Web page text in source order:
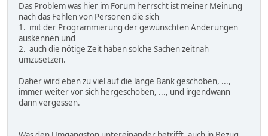
Das Problem was hier im Forum herrscht ist meiner Meinung
nach das Fehlen von Personen die sich
1. mit der Programmierung der gewünschten Änderungen
auskennen und
2. auch die nötige Zeit haben solche Sachen zeitnah
umzusetzen.
Daher wird eben zu viel auf die lange Bank geschoben, ...,
immer weiter vor sich hergeschoben, ..., und irgendwann
dann vergessen.